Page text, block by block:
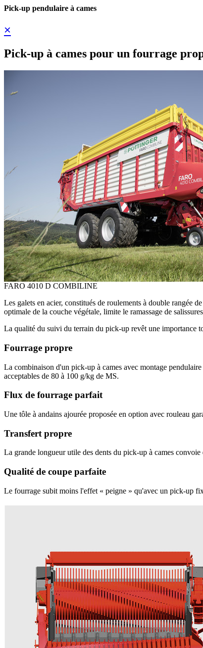
Pick-up pendulaire à cames
×
Pick-up à cames pour un fourrage
FARO 4010 D COMBILINE
Les galets en acier, constitués de roulements à double rangée
optimale de la couche végétale, limite le ramassage de
La qualité du suivi du terrain du pick-up revêt une importance
Fourrage propre
La combinaison d'un pick-up à cames avec montage
acceptables de 80 à 100 g/kg de MS.
Flux de fourrage parfait
Une tôle à andains ajourée proposée en option avec rouleau
Transfert propre
La grande longueur utile des dents du pick-up à cames
Qualité de coupe parfaite
Le fourrage subit moins l'effet « peigne » qu'avec un pick-up